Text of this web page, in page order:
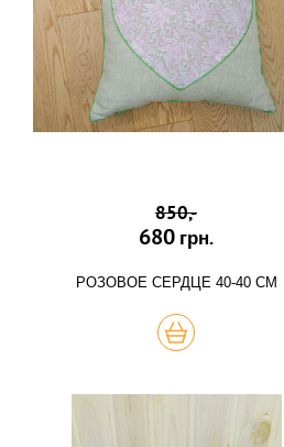
850,-
680 грн.
РОЗОВОЕ СЕРДЦЕ 40-40 СМ
КУПИТЬ